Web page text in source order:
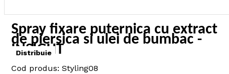
Spray fixare puternica cu extract
de piersica si ulei de bumbac -
INSIGHT
Cod produs: Styling08
Distribuie